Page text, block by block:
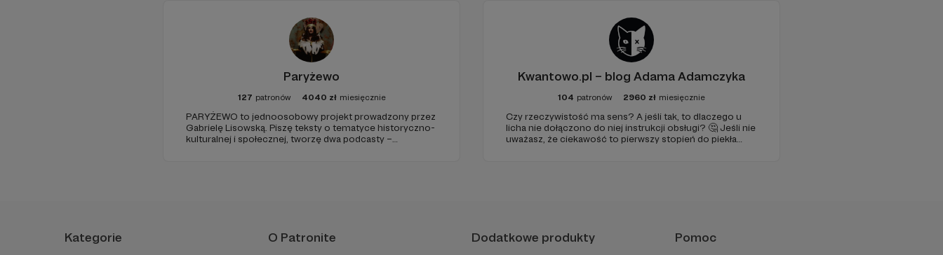
Paryżewo
127 patronów 4040 zł miesięcznie
PARYŻEWO to jednoosobowy projekt prowadzony przez
Gabrielę Lisowską. Piszę teksty o tematyce historyczno-
kulturalnej i społecznej, tworzę dwa podcasty –
Kwantowo.pl – blog Adama Adamczyka
104 patronów 2960 zł miesięcznie
Czy rzeczywistość ma sens? A jeśli tak, to dlaczego u
licha nie dołączono do niej instrukcji obsługi? 🤔 Jeśli nie
uważasz, że ciekawość to pierwszy stopień do piekła
Kategorie O Patronite Dodatkowe produkty Pomoc